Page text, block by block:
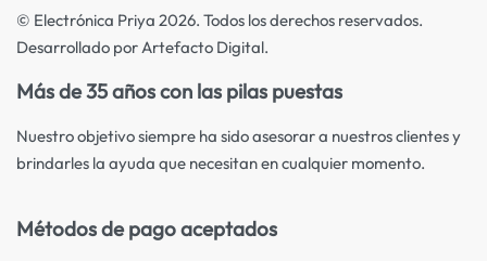
© Electrónica Priya 2026. Todos los derechos reservados.
Desarrollado por Artefacto Digital.
Más de 35 años con las pilas puestas
Nuestro objetivo siempre ha sido asesorar a nuestros clientes y
brindarles la ayuda que necesitan en cualquier momento.
Métodos de pago aceptados